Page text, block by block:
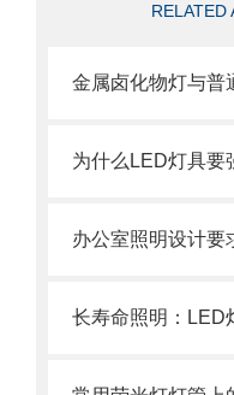
RELATED
金属卤化物灯与普
为什么LED灯具要
办公室照明设计要
长寿命照明：LED